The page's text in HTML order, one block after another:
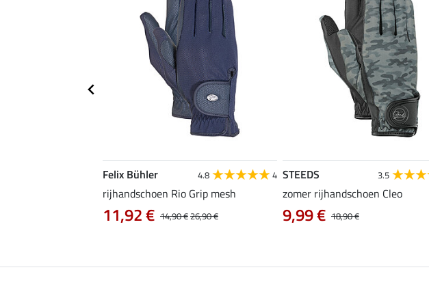
Felix Bühler 4.8 4
rijhandschoen Rio Grip mesh
14,90 €26,90 €
11,92 €
STEEDS 3.5
zomer rijhandschoen Cleo
18,90 €
9,99 €